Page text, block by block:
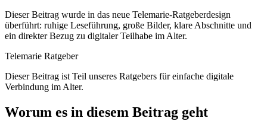
Dieser Beitrag wurde in das neue Telemarie-Ratgeberdesign
überführt: ruhige Leseführung, große Bilder, klare Abschnitte und
ein direkter Bezug zu digitaler Teilhabe im Alter.
Telemarie Ratgeber
Dieser Beitrag ist Teil unseres Ratgebers für einfache digitale
Verbindung im Alter.
Worum es in diesem Beitrag geht